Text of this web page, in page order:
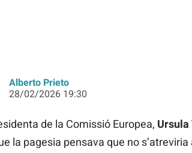
Alberto Prieto
28/02/2026 19:30
de la Comissió Europea, Ursula
la pagesia pensava que no